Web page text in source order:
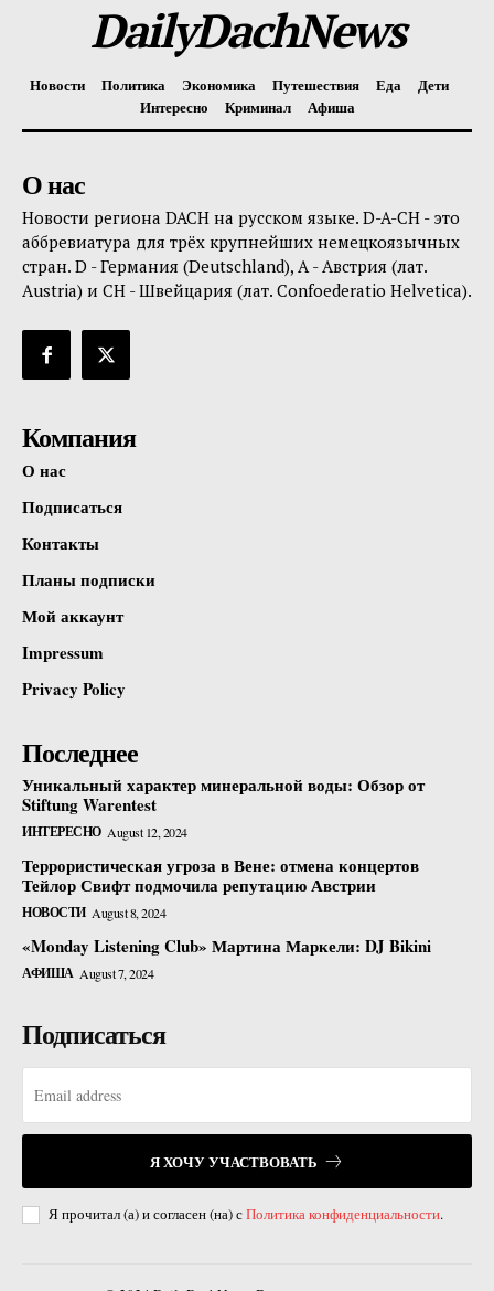
DailyDachNews
Новости Политика Экономика Путешествия Еда
Дети
Интересно
Криминал Афиша
О нас
Новости региона DACH на русском языке. D-A-CH - это
аббревиатура для трёх крупнейших немецкоязычных
стран. D - Германия (Deutschland), A - Австрия (лат.
Austria) и CH - Швейцария (лат. Confoederatio Helvetica).
Компания
О нас
Подписаться
Контакты
Планы подписки
Мой аккаунт
Impressum
Privacy Policy
Последнее
Уникальный характер минеральной воды: Обзор от
Stiftung Warentest
ИНТЕРЕСНО August 12, 2024
Террористическая угроза в Вене: отмена концертов
Тейлор Свифт подмочила репутацию Австрии
НОВОСТИ August 8, 2024
«Monday Listening Club» Мартина Маркели: DJ Bikini
АФИША August 7, 2024
Подписаться
Я ХОЧУ УЧАСТВОВАТЬ
Я прочитал (а) и согласен (на) сПолитика конфиденциальности.